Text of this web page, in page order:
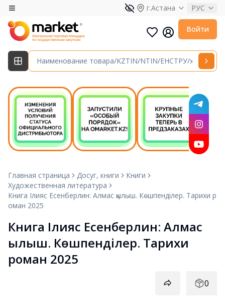
г.Астана РУС
Войти
Главная страница Досуг, книги
Книги
Художественная литература
Книга Ілияс Есенберлин: Алмас қылыш. Көшпенділер. Тарихи р
оман 2025
Книга Ілияс Есенберлин: Алмас
қылыш. Көшпенділер. Тарихи
роман 2025
0